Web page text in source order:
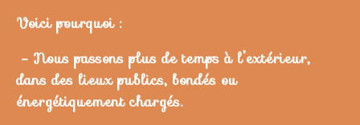
Voici pourquoi :
- Nous passons plus de temps à l’extérieur,
dans des lieux publics, bondés ou
énergétiquement chargés.